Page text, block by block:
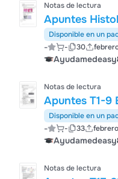
Notas de lectura
Apuntes
Disponible en un
- - 30
Ayudamedeasy
Notas de lectura
Apuntes T1-9
Disponible en un
- - 33
Ayudamedeasy
Notas de lectura